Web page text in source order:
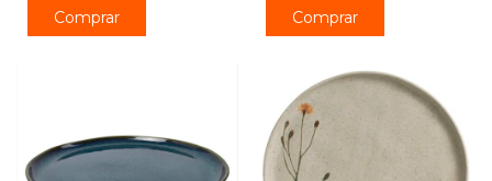
Comprar Comprar